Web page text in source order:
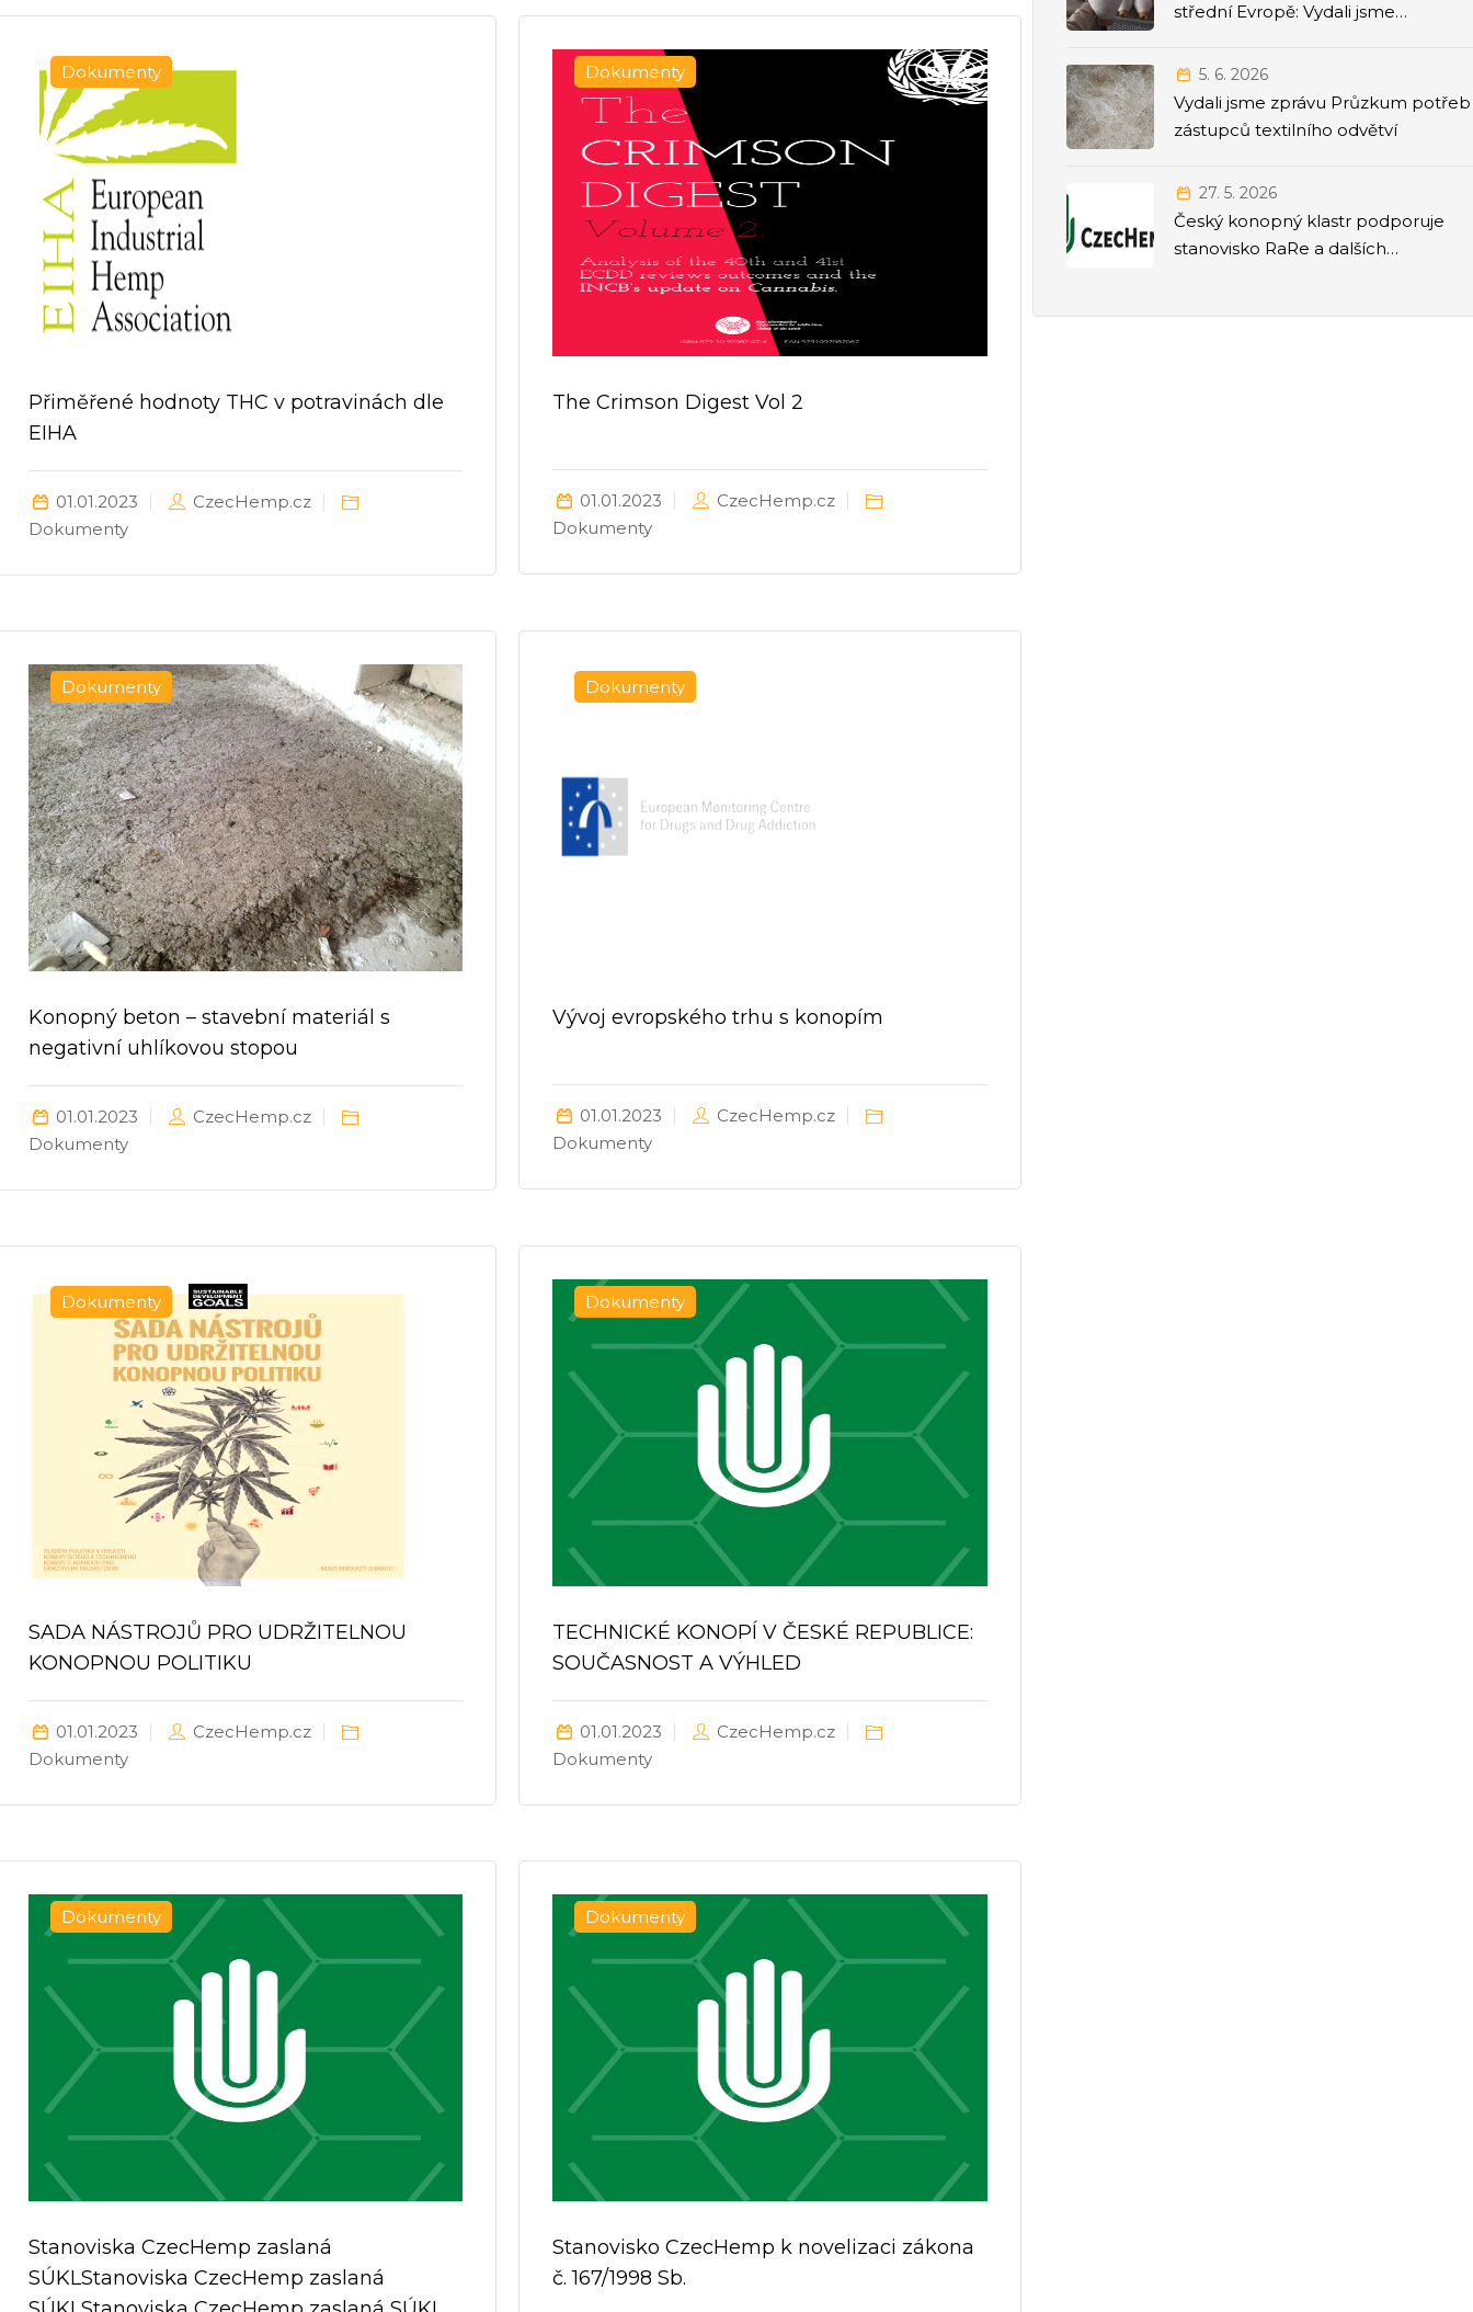
Dokumenty
Přiměřené hodnoty THC v potravinách dle
EIHA
01.01.2023
CzecHemp.cz
Dokumenty
Dokumenty
The Crimson Digest Vol 2
01.01.2023
CzecHemp.cz
Dokumenty
Dokumenty
Konopný beton – stavební materiál s
negativní uhlíkovou stopou
01.01.2023
CzecHemp.cz
Dokumenty
Dokumenty
Vývoj evropského trhu s konopím
01.01.2023
CzecHemp.cz
Dokumenty
Dokumenty
SADA NÁSTROJŮ PRO UDRŽITELNOU
KONOPNOU POLITIKU
01.01.2023
CzecHemp.cz
Dokumenty
Dokumenty
TECHNICKÉ KONOPÍ V ČESKÉ REPUBLICE:
SOUČASNOST A VÝHLED
01.01.2023
CzecHemp.cz
Dokumenty
Dokumenty
Stanoviska CzecHemp zaslaná
SÚKLStanoviska CzecHemp zaslaná
Dokumenty
Stanovisko CzecHemp k novelizaci zákona
č. 167/1998 Sb.
střední Evropě: Vydali jsme
5. 6. 2026
Vydali jsme zprávu Průzkum potřeb
zástupců textilního odvětví
27. 5. 2026
Český konopný klastr podporuje
stanovisko RaRe a dalších